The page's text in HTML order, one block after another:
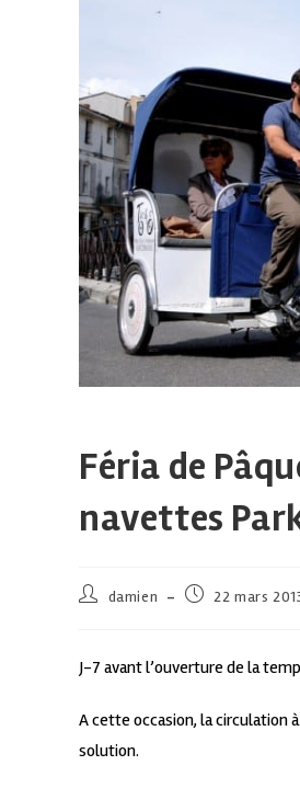
Féria de
navettes
damien 22 mars
J-7 avant l’ouverture de la
A cette occasion, la circulation
solution.